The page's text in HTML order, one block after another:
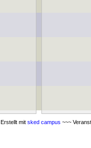
Erstellt mit sked campus ~~~